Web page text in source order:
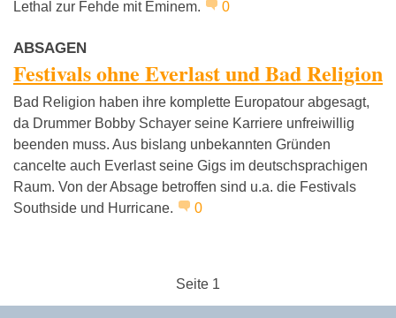
Lethal zur Fehde mit Eminem.
0
ABSAGEN
Festivals ohne Everlast und Bad Religion
Bad Religion haben ihre komplette Europatour abgesagt,
da Drummer Bobby Schayer seine Karriere unfreiwillig
beenden muss. Aus bislang unbekannten Gründen
cancelte auch Everlast seine Gigs im deutschsprachigen
Raum. Von der Absage betroffen sind u.a. die Festivals
Southside und Hurricane.
0
Seite 1